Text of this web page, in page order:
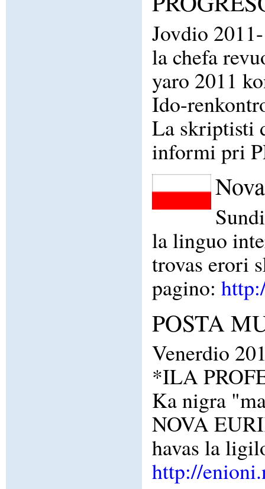
Jovdio
la chefa
yaro 2011
Ido-
La skriptisti
informi pri
la linguo
trovas erori
pagino:
POSTA
Venerdio
*ILA
Ka nigra
NOVA
havas la
http://